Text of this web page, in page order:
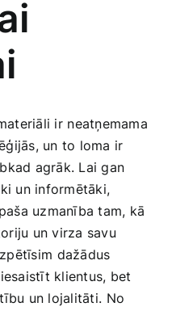
ir ⁤neatņemama⁣
un to ‍loma ir
agrāk. Lai gan
un informētāki,
uzmanība tam, kā
un virza savu
⁤dažādus
klientus, bet
un lojalitāti.⁣ No